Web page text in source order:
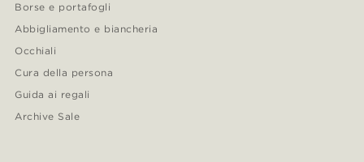
Borse e portafogli
Abbigliamento e biancheria
Occhiali
Cura della persona
Guida ai regali
Archive Sale